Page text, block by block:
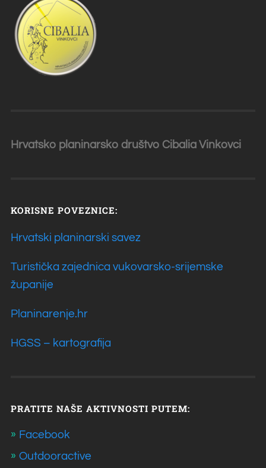
Hrvatsko planinarsko društvo Cibalia Vinkovci
KORISNE POVEZNICE:
Hrvatski planinarski savez
Turistička zajednica vukovarsko-srijemske
županije
Planinarenje.hr
HGSS – kartografija
PRATITE NAŠE AKTIVNOSTI PUTEM:
Facebook
Outdooractive